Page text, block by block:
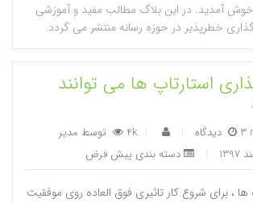
خوش آمدید. در این بلاگ مطالب مفید و آموزشی
گذاری خطرپذیر در حوزه رسانه منتشر می گردد.
استارتاپ ها می توانند
3
|
4k | توسط مدیر
| دسته بندی پیش فرض
ها ، برای شروع کار تاثیری فوق العاده روی موفقیت